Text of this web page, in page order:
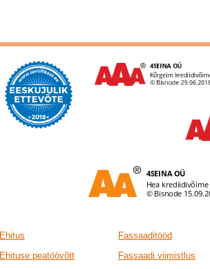
Ehitus Fassaaditööd
Ehituse peatöövõtt
Fassaadi viimistlus